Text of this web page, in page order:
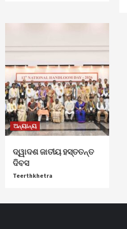
ଅନ୍ୟାନ୍ୟ
ଦ୍ୱାଦଶ ଜାତୀୟ ହସ୍ତତନ୍ତ
ଦିବସ
Teerthkhetra